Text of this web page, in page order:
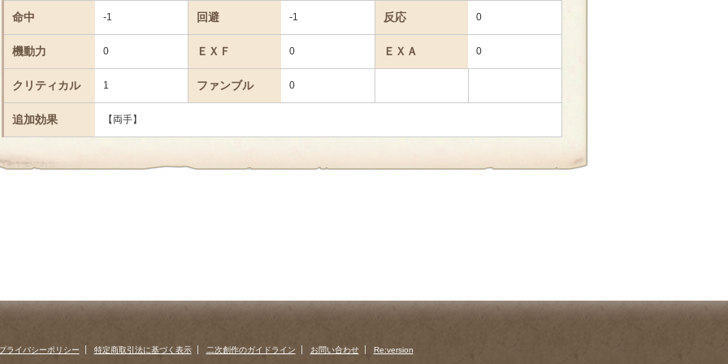
命中 -1 回避 -1 反応 0
機動力 0 ＥＸＦ 0 ＥＸＡ 0
クリティカル 1 ファンブル 0
追加効果 【両手】
ライバシーポリシー 特定商取引法に基づく表示 二次創作のガイドライン お問い合わせ Re:version